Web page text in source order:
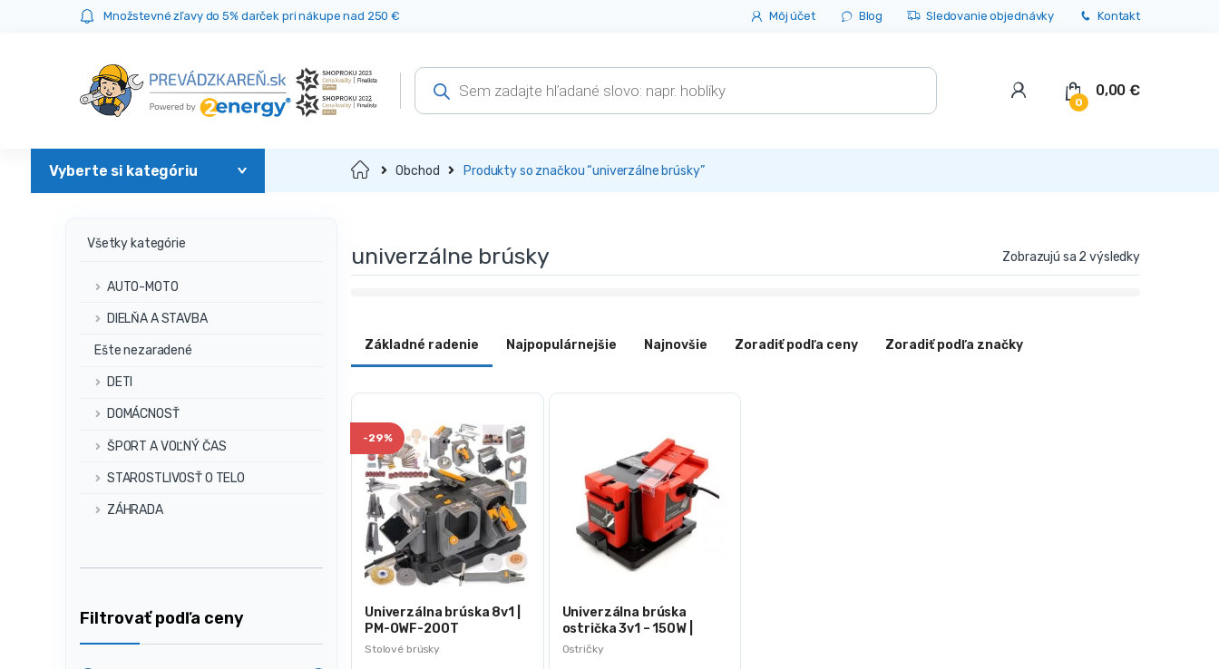
Množstevné zľavy do 5% darček pri nákupe nad 250 € Môj účet Blog Sledovanie objednávky Kontakt
Products
search
0
0,00€
Domov Obchod Produkty so značkou “univerzálne brúsky”
univerzálne brúsky Zobrazujú sa 2 výsledky
Základné radenie Najpopulárnejšie Najnovšie Zoradiť podľa ceny Zoradiť podľa značky
Stolové brúsky
-29%
Univerzálna brúska 8v1 |
PM-OWF-200T
Ostričky
Univerzálna brúska
ostrička 3v1 – 150W |
KD1552
Všetky kategórie
AUTO-MOTO
DIELŇA A STAVBA
Ešte nezaradené
DETI
DOMÁCNOSŤ
ŠPORT A VOĽNÝ ČAS
STAROSTLIVOSŤ O TELO
ZÁHRADA
Filtrovať podľa ceny